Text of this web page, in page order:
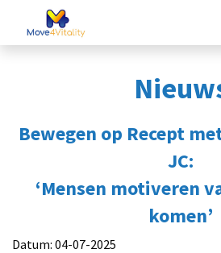
Bewegen op Recept
JC:
‘Mensen motiveren
komen’
Datum: 04-07-2025